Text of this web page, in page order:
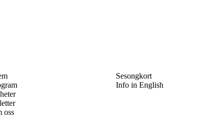
oss
Sesongkort
Info in English